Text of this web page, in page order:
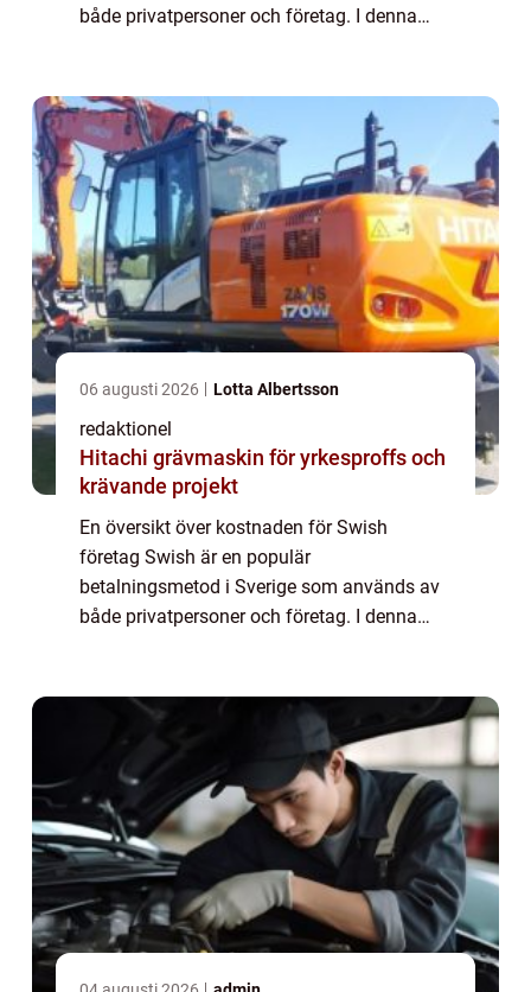
både privatpersoner och företag. I denna
kommer att undersöka ...
06 augusti 2026 Lotta Albertsson
redaktionel
Hitachi grävmaskin för yrkesproffs och
krävande projekt
En översikt över kostnaden för Swish
företag Swish är en populär
betalningsmetod i Sverige som används av
både privatpersoner och företag. I denna
kommer att undersöka ...